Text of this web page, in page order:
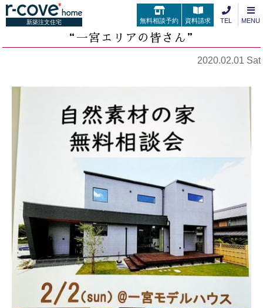
新築注文住宅 無料相談予約 資料請求 TEL MENU
“一宮エリアの皆さん”
2020.02.01 Sat